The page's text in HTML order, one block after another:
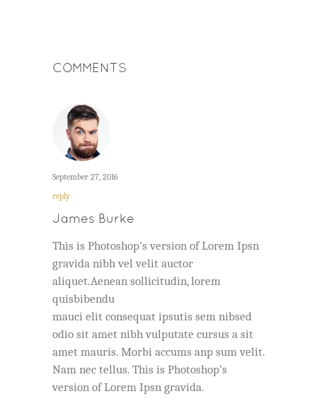
COMMENTS
September 27, 2016
reply
James Burke
This is Photoshop’s version of Lorem Ipsn
gravida nibh vel velit auctor
aliquet.Aenean sollicitudin, lorem
quisbibendu
mauci elit consequat ipsutis sem nibsed
odio sit amet nibh vulputate cursus a sit
amet mauris. Morbi accums anp sum velit.
Nam nec tellus. This is Photoshop’s
version of Lorem Ipsn gravida.